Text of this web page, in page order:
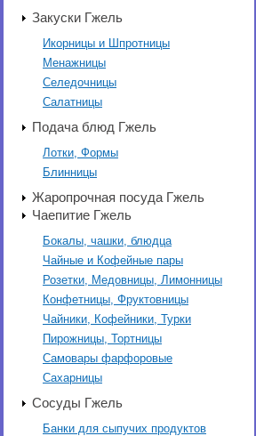
Закуски Гжель
Икорницы и Шпротницы
Менажницы
Селедочницы
Салатницы
Подача блюд Гжель
Лотки, Формы
Блинницы
Жаропрочная посуда Гжель
Чаепитие Гжель
Бокалы, чашки, блюдца
Чайные и Кофейные пары
Розетки, Медовницы, Лимонницы
Конфетницы, Фруктовницы
Чайники, Кофейники, Турки
Пирожницы, Тортницы
Самовары фарфоровые
Сахарницы
Сосуды Гжель
Банки для сыпучих продуктов